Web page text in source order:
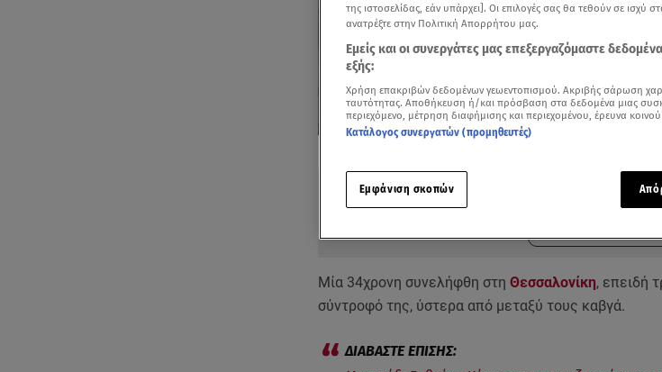
Δείτε περισσότερα άρθρα μας στην αναζήτηση σας
Δείτε περισσότερα άρθρα μας στα
Μία 34χρονη συνελήφθη στη Θεσσαλονίκη, επειδή
σύντροφό της, ύστερα από μεταξύ τους καβγά.
της ιστοσελίδας, εάν υπάρχει]. Οι επιλογές σας θα τεθούν σε ισχύ
ανατρέξτε στην Πολιτική Απορρήτου μας.
Εμείς και οι συνεργάτες μας επεξεργαζόμαστε
εξής:
Χρήση επακριβών δεδομένων γεωεντοπισμού. Ακριβής σάρωση
ταυτότητας. Αποθήκευση ή/και πρόσβαση στα δεδομένα μιας
περιεχόμενο, μέτρηση διαφήμισης και περιεχομένου, έρευνα
Κατάλογος συνεργατών (προμηθευτές)
Εμφάνιση σκοπών